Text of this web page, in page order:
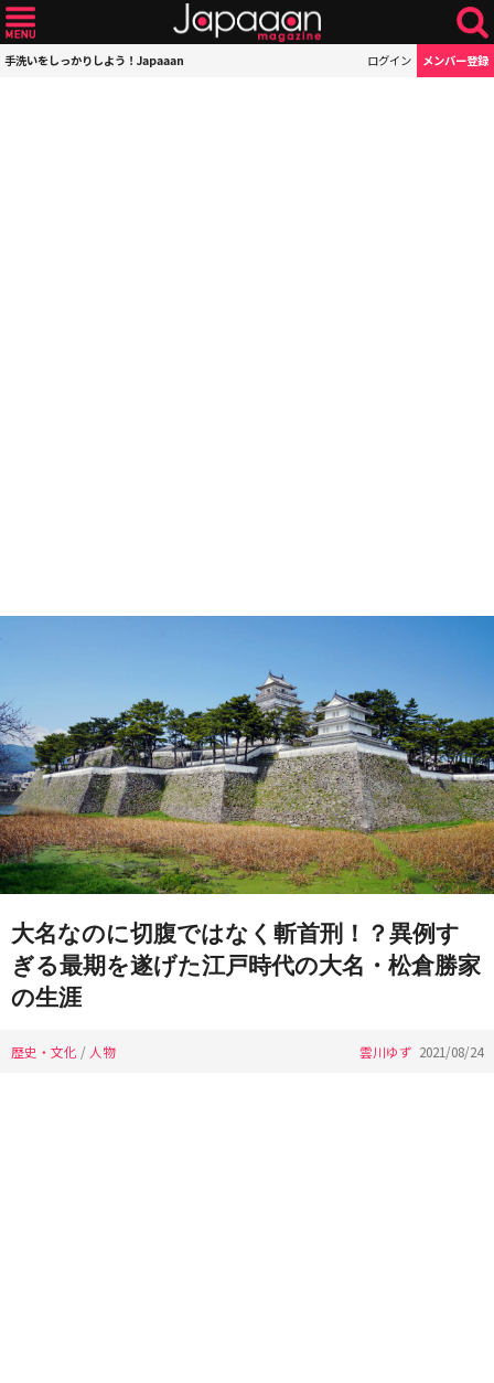
手洗いをしっかりしよう！Japaaan ログイン メンバー登録
大名なのに切腹ではなく斬首刑！？異例す
ぎる最期を遂げた江戸時代の大名・松倉勝家
の生涯
歴史・文化 / 人物 雲川ゆず 2021/08/24